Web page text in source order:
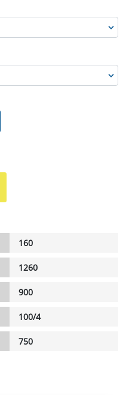
160
1260
900
100/4
750